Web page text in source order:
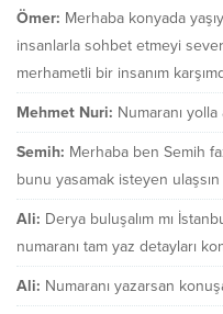
Ömer: Merhaba konyada
insanlarla sohbet etmeyi
merhametli bir insanım
Mehmet Nuri: Numaranı yolla
Semih: Merhaba ben Semih
bunu yasamak isteyen
Ali: Derya buluşalım mı
numaranı tam yaz detayları
Ali: Numaranı yazarsan